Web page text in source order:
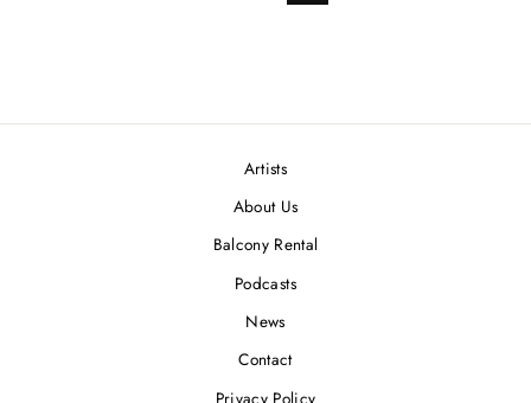
Artists
About Us
Balcony Rental
Podcasts
News
Contact
Privacy Policy